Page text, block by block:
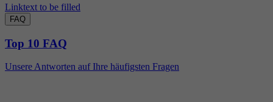
Linktext to be filled
FAQ
Top 10 FAQ
Unsere Antworten auf Ihre häufigsten Fragen